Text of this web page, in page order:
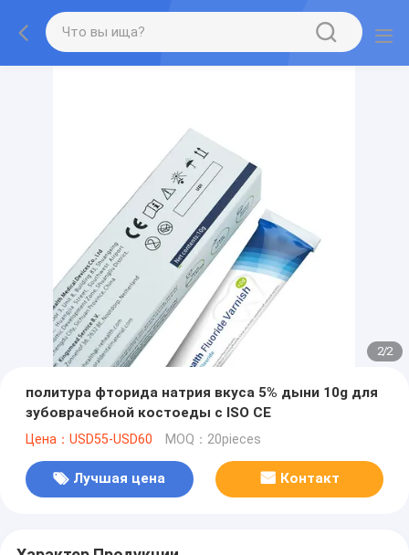
2/2
политура фторида натрия вкуса 5% дыни 10g для
зубоврачебной костоеды с ISO CE
Цена：USD55-USD60 MOQ：20pieces
Лучшая цена Контакт